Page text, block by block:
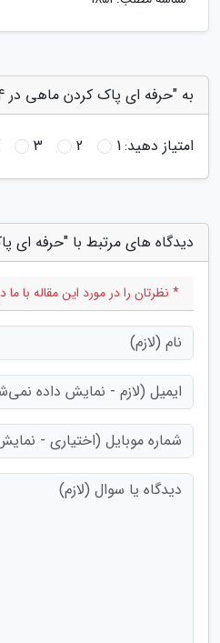
به "حرفه ای پاک کردن ماهی در 4 مرحله" امتیاز دهید
امتیاز دهید:1
2
3
دیدگاه های مرتبط با "حرفه ای پاک
* نظرتان را در مورد این مقاله با ما